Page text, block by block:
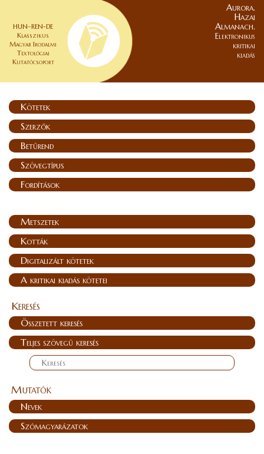
HUN–REN-DE
Klasszikus
Magyar Irodalmi
Textológiai
Kutatócsoport
Aurora.
Hazai
Almanach.
Elektronikus
kritikai
kiadás
Kötetek
Szerzők
Betűrend
Szövegtípus
Fordítások
Metszetek
Kották
Digitalizált kötetek
A kritikai kiadás kötetei
Keresés
Összetett keresés
Teljes szövegű keresés
Mutatók
Nevek
Szómagyarázatok